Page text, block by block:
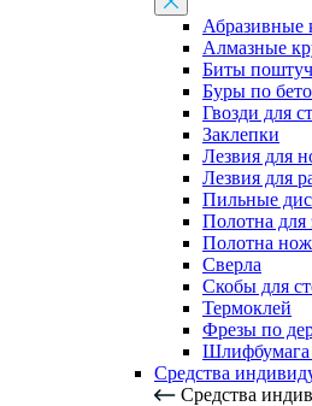
Абразивные
Алмазные
Биты
Буры по
Гвозди для
Заклепки
Лезвия для
Лезвия для
Пильные
Полотна для
Полотна
Сверла
Скобы для
Термоклей
Фрезы по
Средства
Средства